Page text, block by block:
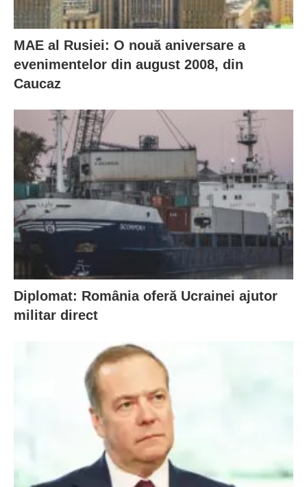
MAE al Rusiei: O nouă aniversare a
evenimentelor din august 2008, din
Caucaz
Diplomat: România oferă Ucrainei ajutor
militar direct